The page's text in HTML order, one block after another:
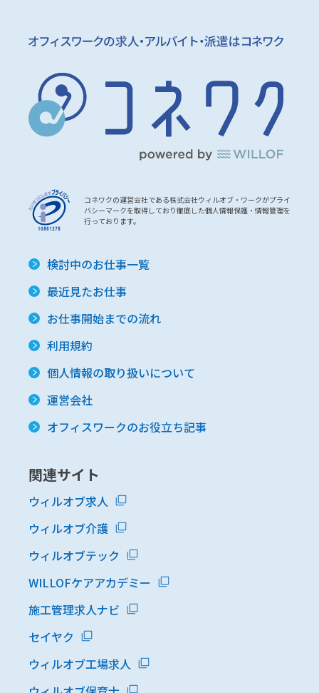
コネワクの運営会社である株式会社ウィルオブ・ワークがプライ
バシーマークを取得しており徹底した個人情報保護・情報管理を
行っております。
検討中のお仕事一覧
最近見たお仕事
お仕事開始までの流れ
利用規約
個人情報の取り扱いについて
運営会社
オフィスワークのお役立ち記事
関連サイト
ウィルオブ求人
ウィルオブ介護
ウィルオブテック
WILLOFケアアカデミー
施工管理求人ナビ
セイヤク
ウィルオブ工場求人